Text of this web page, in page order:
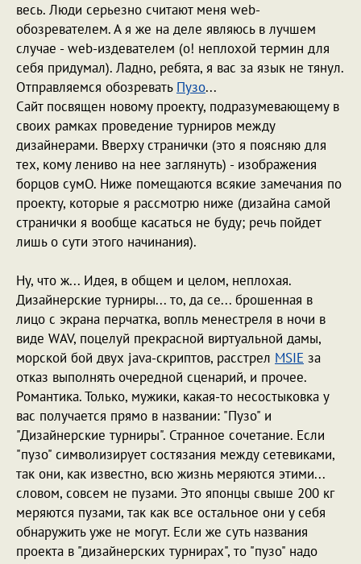
весь. Люди серьезно считают меня web-
обозревателем. А я же на деле являюсь в лучшем
случае - web-издевателем (о! неплохой термин для
себя придумал). Ладно, ребята, я вас за язык не тянул.
Отправляемся обозревать Пузо...
Сайт посвящен новому проекту, подразумевающему в
своих рамках проведение турниров между
дизайнерами. Вверху странички (это я поясняю для
тех, кому лениво на нее заглянуть) - изображения
борцов сумО. Ниже помещаются всякие замечания по
проекту, которые я рассмотрю ниже (дизайна самой
странички я вообще касаться не буду; речь пойдет
лишь о сути этого начинания).
Ну, что ж... Идея, в общем и целом, неплохая.
Дизайнерские турниры... то, да се... брошенная в
лицо с экрана перчатка, вопль менестреля в ночи в
виде WAV, поцелуй прекрасной виртуальной дамы,
морской бой двух java-скриптов, расстрел MSIE за
отказ выполнять очередной сценарий, и прочее.
Романтика. Только, мужики, какая-то несостыковка у
вас получается прямо в названии: "Пузо" и
"Дизайнерские турниры". Странное сочетание. Если
"пузо" символизирует состязания между сетевиками,
так они, как известно, всю жизнь меряются этими...
словом, совсем не пузами. Это японцы свыше 200 кг
меряются пузами, так как все остальное они у себя
обнаружить уже не могут. Если же суть названия
проекта в "дизайнерских турнирах", то "пузо" надо